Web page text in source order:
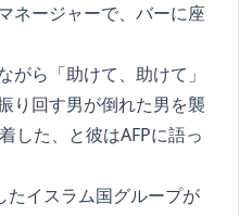
ネージャーで、バーに座
がら「助けて、助けて」
り回す男が倒れた男を襲
した、と彼はAFPに語っ
たイスラム国グループが